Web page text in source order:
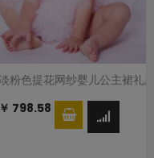
粉色提花网纱婴儿公主裙礼
￥ 798.58